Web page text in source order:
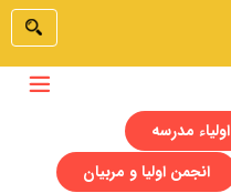
اولیاء مدرسه
انجمن اولیا و مربیان